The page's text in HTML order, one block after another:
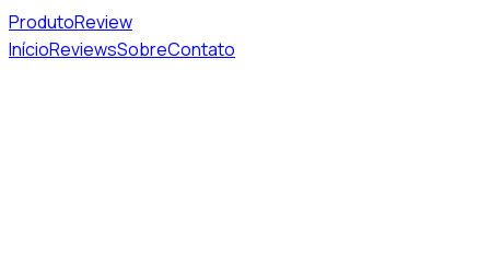
ProdutoReview
InícioReviewsSobreContato